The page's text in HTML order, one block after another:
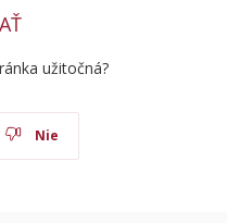
užitočná?
Nie